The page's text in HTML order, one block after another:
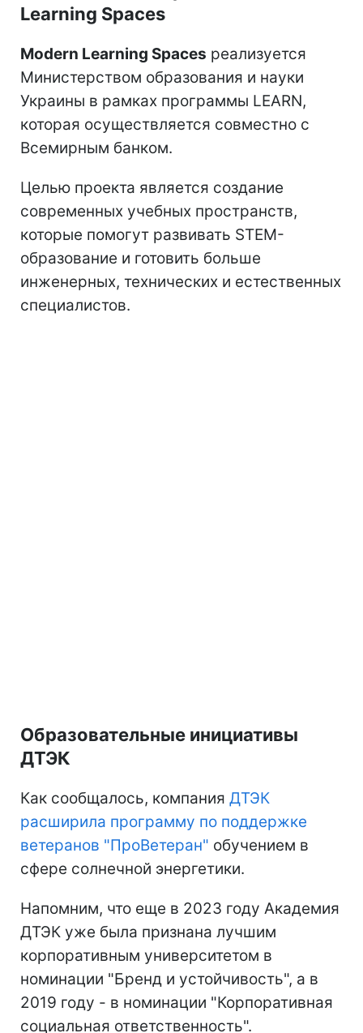
Learning Spaces
Modern Learning Spaces реализуется
Министерством образования и науки
Украины в рамках программы LEARN,
которая осуществляется совместно с
Всемирным банком.
Целью проекта является создание
современных учебных пространств,
которые помогут развивать STEM-
образование и готовить больше
инженерных, технических и естественных
специалистов.
Образовательные инициативы
ДТЭК
Как сообщалось, компания ДТЭК
расширила программу по поддержке
ветеранов "ПроВетеран" обучением в
сфере солнечной энергетики.
Напомним, что еще в 2023 году Академия
ДТЭК уже была признана лучшим
корпоративным университетом в
номинации "Бренд и устойчивость", а в
2019 году - в номинации "Корпоративная
социальная ответственность".